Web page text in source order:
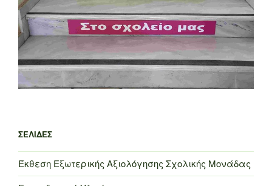
ΣΕΛΊΔΕΣ
Έκθεση Εξωτερικής Αξιολόγησης Σχολικής Μονάδας